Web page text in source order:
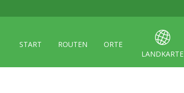
START ROUTEN
ORTE
LANDKARTE